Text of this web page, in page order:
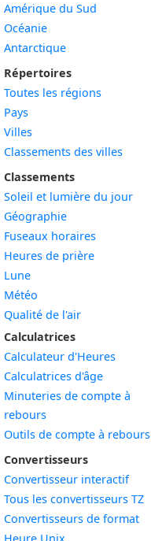
Amérique du Sud
Océanie
Antarctique
Répertoires
Toutes les régions
Pays
Villes
Classements des villes
Classements
Soleil et lumière du jour
Géographie
Fuseaux horaires
Heures de prière
Lune
Météo
Qualité de l'air
Calculatrices
Calculateur d'Heures
Calculatrices d'âge
Minuteries de compte à
rebours
Outils de compte à rebours
Convertisseurs
Convertisseur interactif
Tous les convertisseurs TZ
Convertisseurs de format